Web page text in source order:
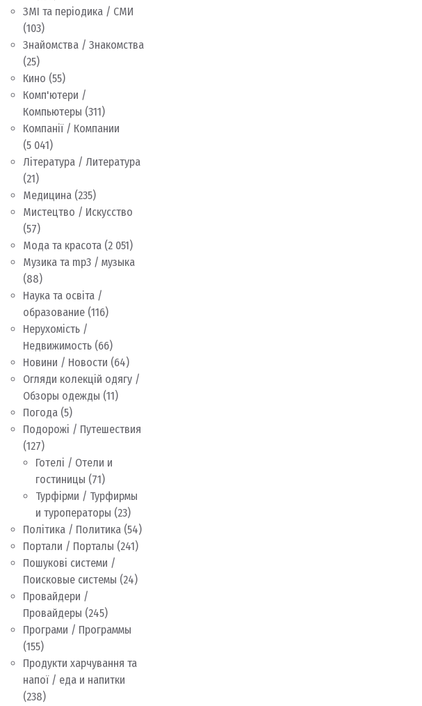
ЗМІ та періодика / СМИ
(103)
Знайомства / Знакомства
(25)
Кино (55)
Комп'ютери /
Компьютеры (311)
Компанії / Компании
(5 041)
Література / Литература
(21)
Медицина (235)
Мистецтво / Искусство
(57)
Мода та красота (2 051)
Музика та mp3 / музыка
(88)
Наука та освіта /
образование (116)
Нерухомість /
Недвижимость (66)
Новини / Новости (64)
Огляди колекцій одягу /
Обзоры одежды (11)
Погода (5)
Подорожі / Путешествия
(127)
Готелі / Отели и
гостиницы (71)
Турфірми / Турфирмы
и туроператоры (23)
Політика / Политика (54)
Портали / Порталы (241)
Пошукові системи /
Поисковые системы (24)
Провайдери /
Провайдеры (245)
Програми / Программы
(155)
Продукти харчування та
напої / еда и напитки
(238)